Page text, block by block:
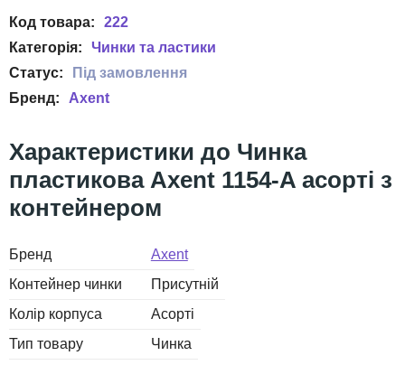
222
Чинки та ластики
Axent
Чинка
пластикова Axent 1154-A асорті з
контейнером
Бренд
Axent
Контейнер чинки
Присутній
Колір корпуса
Асорті
Тип товару
Чинка